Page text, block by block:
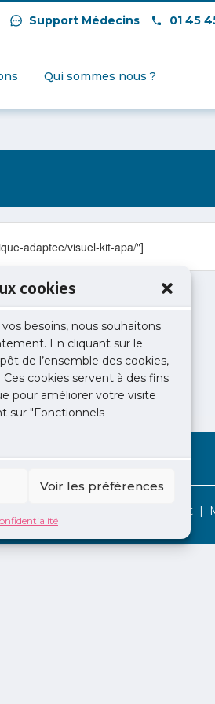
cookies
besoins, nous souhaitons
En cliquant sur le
de l’ensemble des cookies,
cookies servent à des fins
pour améliorer votre visite
sur "Fonctionnels
Voir les préférences
Support Médecins 01 45
Qui sommes nous ?
adaptee/visuel-kit-apa/"]
1 Doc
Contact